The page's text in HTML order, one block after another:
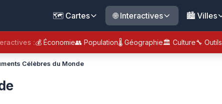
🗺️ Cartes 🌐 Interactives 🏙️ Villes
:💰 Économie👥 Population🌡️ Géographie🏛️ Culture🔧 Outils
Célèbres du Monde